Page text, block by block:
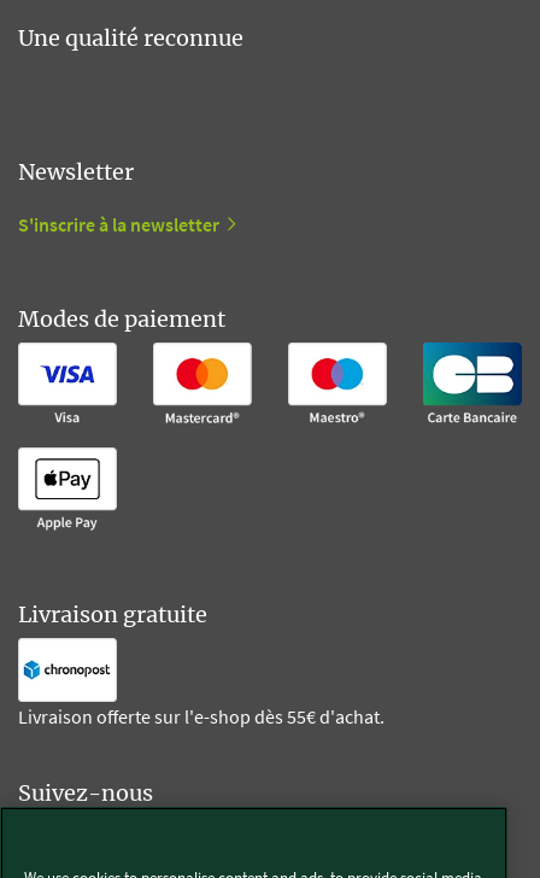
Une qualité reconnue
Newsletter
S'inscrire à la newsletter
Modes de paiement
Livraison gratuite
Livraison offerte sur l'e-shop dès 55€ d'achat.
Suivez-nous